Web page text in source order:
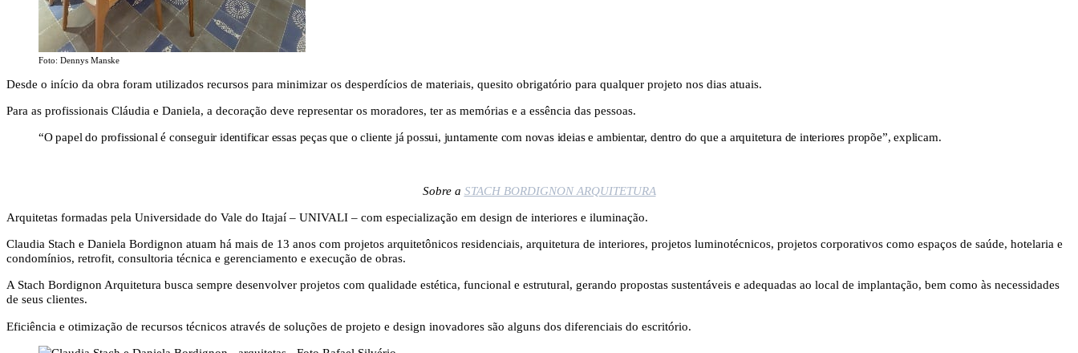
Foto: Dennys Manske
Desde o início da obra foram utilizados recursos para minimizar os desperdícios de materiais, quesito obrigatório para qualquer projeto nos dias atuais.
Para as profissionais Cláudia e Daniela, a decoração deve representar os moradores, ter as memórias e a essência das pessoas.
“O papel do profissional é conseguir identificar essas peças que o cliente já possui, juntamente com novas ideias e ambientar, dentro do que a arquitetura de interiores propõe”, explicam.
Sobre a STACH BORDIGNON ARQUITETURA
Arquitetas formadas pela Universidade do Vale do Itajaí – UNIVALI – com especialização em design de interiores e iluminação.
Claudia Stach e Daniela Bordignon atuam há mais de 13 anos com projetos arquitetônicos residenciais, arquitetura de interiores, projetos luminotécnicos, projetos corporativos como espaços de saúde, hotelaria e
condomínios, retrofit, consultoria técnica e gerenciamento e execução de obras.
A Stach Bordignon Arquitetura busca sempre desenvolver projetos com qualidade estética, funcional e estrutural, gerando propostas sustentáveis e adequadas ao local de implantação, bem como às necessidades
de seus clientes.
Eficiência e otimização de recursos técnicos através de soluções de projeto e design inovadores são alguns dos diferenciais do escritório.